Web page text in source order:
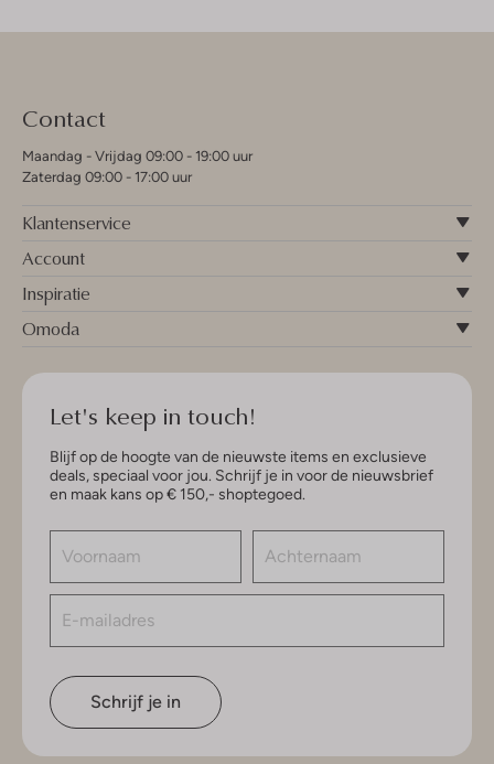
Contact
Maandag - Vrijdag 09:00 - 19:00 uur
Zaterdag 09:00 - 17:00 uur
Klantenservice
Account
Inspiratie
Omoda
Let's keep in touch!
Blijf op de hoogte van de nieuwste items en exclusieve
deals, speciaal voor jou. Schrijf je in voor de nieuwsbrief
en maak kans op € 150,- shoptegoed.
Schrijf je in